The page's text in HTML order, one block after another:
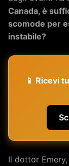
Canada, è
scomode per
instabile?
📱 Ricevi
Il dottor